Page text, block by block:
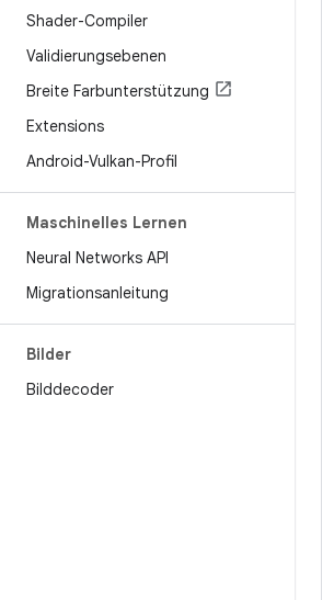
Shader-Compiler
Validierungsebenen
Breite Farbunterstützung
Extensions
Android-Vulkan-Profil
Maschinelles Lernen
Neural Networks API
Migrationsanleitung
Bilder
Bilddecoder